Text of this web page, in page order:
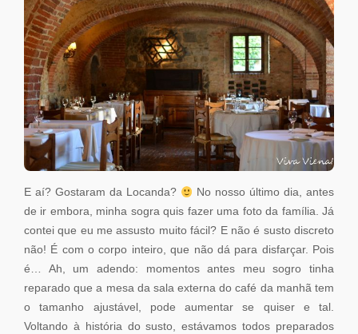
E aí? Gostaram da Locanda?
No nosso último dia, antes
de ir embora, minha sogra quis fazer uma foto da família. Já
contei que eu me assusto muito fácil? E não é susto discreto
não! É com o corpo inteiro, que não dá para disfarçar. Pois
é… Ah, um adendo: momentos antes meu sogro tinha
reparado que a mesa da sala externa do café da manhã tem
o tamanho ajustável, pode aumentar se quiser e tal.
Voltando à história do susto, estávamos todos preparados